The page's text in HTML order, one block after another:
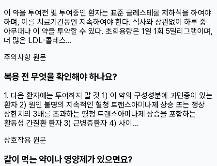
이 약을 투여전 및 투여중인 환자는 표준 콜레스테롤 저하식을 하여야
하며, 이를 치료기간동안 지속하여야 한다. 식사와 상관없이 하루 중
아무때나 이 약을 투약할 수 있다. 초회용량은 1일 1회 5밀리그램이며,
더 많은 LDL-콜레스...
주의사항 원문
복용 전 무엇을 확인해야 하나요?
1. 다음 환자에는 투여하지 말 것 1) 이 약의 구성성분에 과민증이 있는
환자 2) 원인 불명의 지속적인 혈청 트랜스아미나제 상승 또는 정상
상한치의 3배를 초과하는 혈청 트랜스아미나제 상승을 포함하는
활동성 간질환 환자 3) 근병증환자 4) 사이...
상호작용 원문
같이 먹는 약이나 영양제가 있으면요?